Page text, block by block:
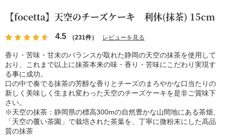
【focetta】天空のチーズケーキ 利休(抹茶) 15cm
4.5 （231件） レビューを見る
香り・苦味・甘未のバランスが取れた静岡の天空の抹茶を使用して
おり、これまで以上に抹茶本来の味・香り・苦味にこだわり実現す
る事に成功。
口の中で奏でる抹茶の芳醇な香りとチーズのまろやかな口当たりの
新しく美味しく生まれ変わった天空のチーズケーキを是非ご賞味下
さい。
※天空の抹茶：静岡県の標高300mの自然豊かな山間地にある茶畑、
「天空の覆い茶園」で栽培された茶葉を、丁寧に微粉末にした高品
質の抹茶